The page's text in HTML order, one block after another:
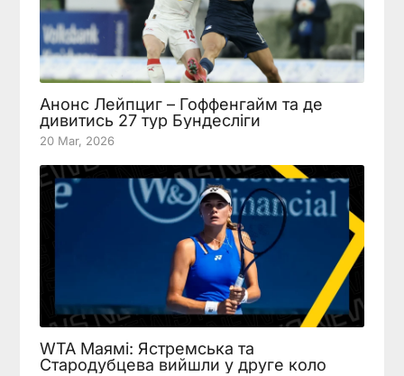
Анонс Лейпциг – Гоффенгайм та де
дивитись 27 тур Бундесліги
20 Mar, 2026
WTA Маямі: Ястремська та
Стародубцева вийшли у друге коло